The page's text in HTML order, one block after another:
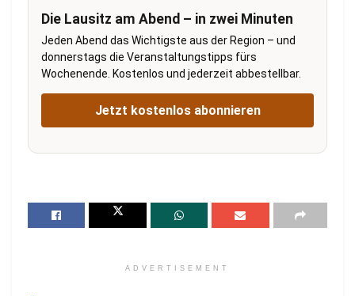
Die Lausitz am Abend – in zwei Minuten
Jeden Abend das Wichtigste aus der Region – und
donnerstags die Veranstaltungstipps fürs
Wochenende. Kostenlos und jederzeit abbestellbar.
Jetzt kostenlos abonnieren
ADVERTISEMENT